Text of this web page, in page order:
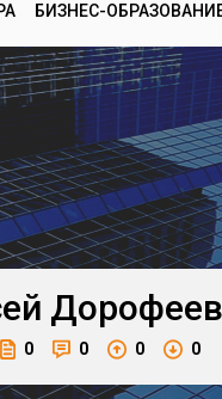
БИЗНЕС-
Дорофеев
0 0 0 0